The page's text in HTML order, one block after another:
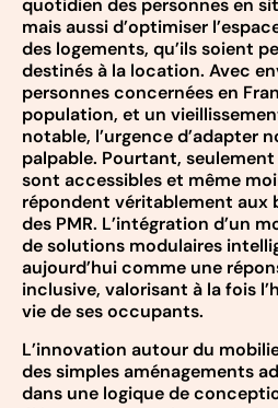
quotidien des personnes en
mais aussi d’optimiser
des logements, qu’ils soient
destinés à la location. Avec
personnes concernées en
population, et un
notable, l’urgence d’adapter
palpable. Pourtant, seulement
sont accessibles et même
répondent véritablement aux
des PMR. L’intégration d’un
de solutions modulaires
aujourd’hui comme une
inclusive, valorisant à la fois
vie de ses occupants.
L’innovation autour du
des simples aménagements
dans une logique de